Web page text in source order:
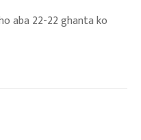
aba 22-22 ghanta ko